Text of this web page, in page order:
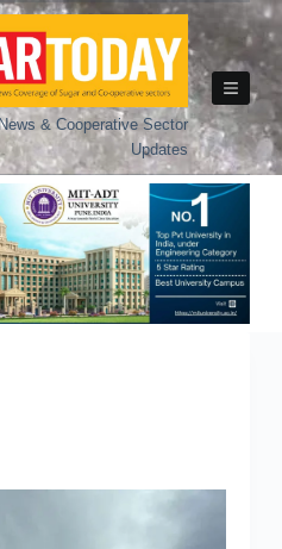
& Cooperative Sector
Updates